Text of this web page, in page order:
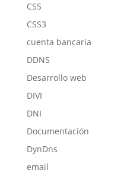
CSS
CSS3
cuenta bancaria
DDNS
Desarrollo web
DIVI
DNI
Documentación
DynDns
email